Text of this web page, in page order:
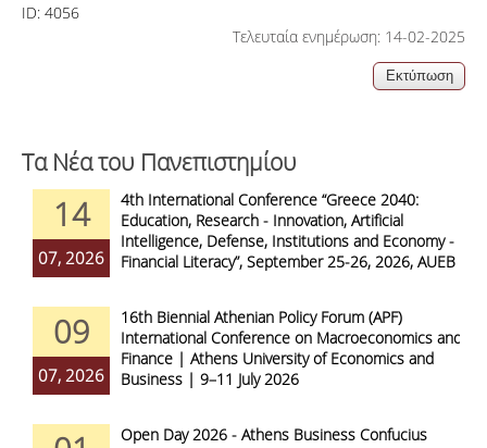
ID: 4056
Τελευταία ενημέρωση: 14-02-2025
Τα Νέα του Πανεπιστημίου
14
07, 2026
4th International Conference “Greece 2040:
Education, Research - Innovation, Artificial
Intelligence, Defense, Institutions and Economy -
Financial Literacy”, September 25-26, 2026, AUEB
09
07, 2026
16th Biennial Athenian Policy Forum (APF)
International Conference on Macroeconomics and
Finance | Athens University of Economics and
Business | 9–11 July 2026
Open Day 2026 - Athens Business Confucius